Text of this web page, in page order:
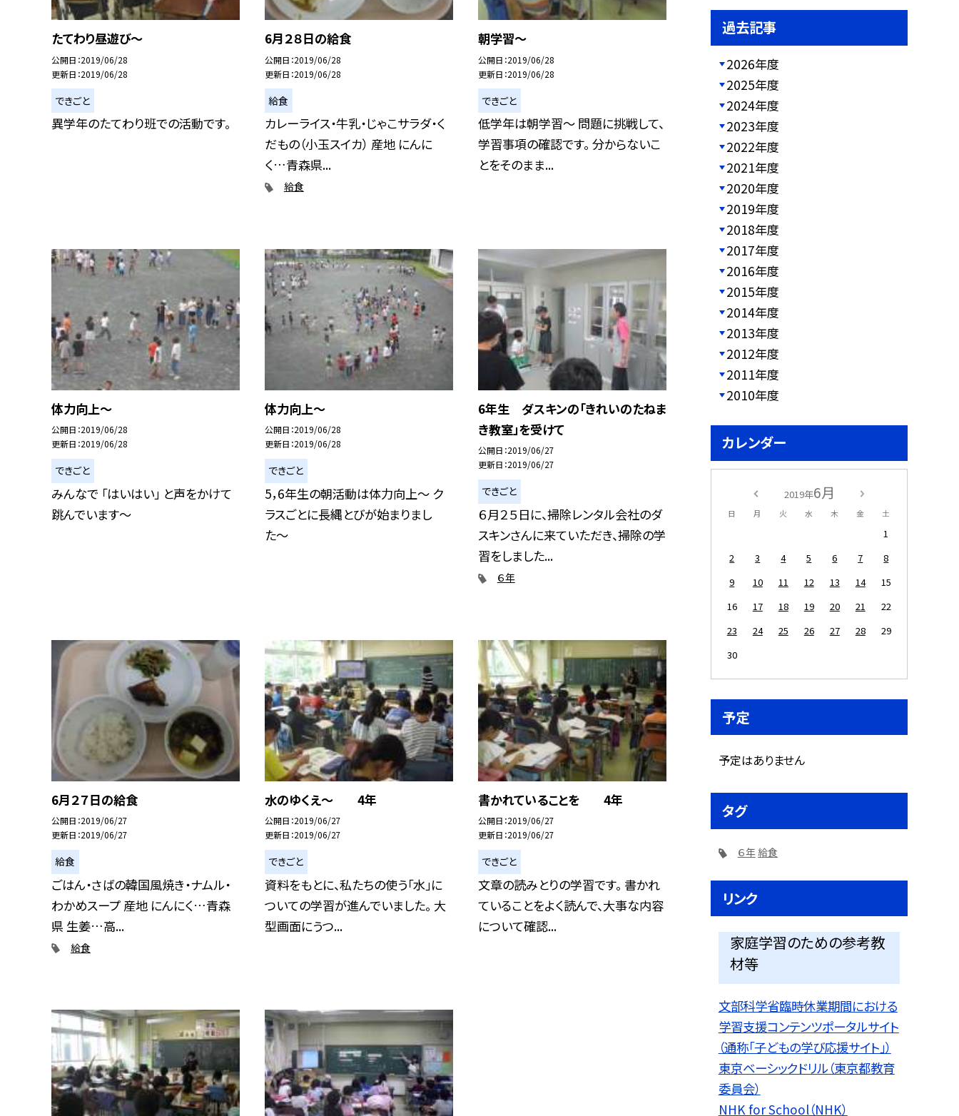
たてわり昼遊び〜
公開日 2019/06/28
更新日 2019/06/28
できごと
異学年のたてわり班での活動です。
6月２８日の給食
公開日 2019/06/28
更新日 2019/06/28
給食
カレーライス・牛乳・じゃこサラダ・く
だもの（小玉スイカ） 産地 にんに
く…青森県...
給食
朝学習〜
公開日 2019/06/28
更新日 2019/06/28
できごと
低学年は朝学習〜 問題に挑戦して、
学習事項の確認です。 分からないこ
とをそのまま...
体力向上〜
公開日 2019/06/28
更新日 2019/06/28
できごと
みんなで 「はいはい」 と声をかけて
跳んでいます〜
体力向上〜
公開日 2019/06/28
更新日 2019/06/28
できごと
5，6年生の朝活動は体力向上〜 ク
ラスごとに長縄とびが始まりまし
た〜
6年生 ダスキンの「きれいのたねま
き教室」を受けて
公開日 2019/06/27
更新日 2019/06/27
できごと
６月２５日に、掃除レンタル会社のダ
スキンさんに来ていただき、掃除の学
習をしました...
６年
6月２７日の給食
公開日 2019/06/27
更新日 2019/06/27
給食
ごはん・さばの韓国風焼き・ナムル・
わかめスープ 産地 にんにく…青森
県 生姜…高...
給食
水のゆくえ〜 4年
公開日 2019/06/27
更新日 2019/06/27
できごと
資料をもとに、私たちの使う「水」に
ついての学習が進んでいました。 大
型画面にうつ...
書かれていることを 4年
公開日 2019/06/27
更新日 2019/06/27
できごと
文章の読みとりの学習です。 書かれ
ていることをよく読んで、大事な内容
について確認...
過去記事
2026年度
2025年度
2024年度
2023年度
2022年度
2021年度
2020年度
2019年度
2018年度
2017年度
2016年度
2015年度
2014年度
2013年度
2012年度
2011年度
2010年度
カレンダー
2019年6月
日 月 火 水 木 金 土
1
2
3 4 5 6 7
8
9
10 11 12 13 14
15
16
17 18 19 20 21
22
23
24 25 26 27 28
29
30
予定
予定はありません
タグ
６年 給食
リンク
家庭学習のための参考教
材等
文部科学省臨時休業期間における
学習支援コンテンツポータルサイト
（通称「子どもの学び応援サイト」）
東京ベーシックドリル（東京都教育
委員会）
NHK for School（NHK）